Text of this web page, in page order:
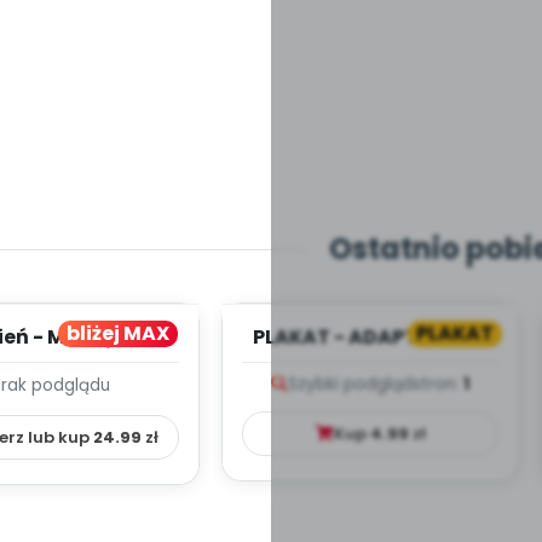
Ostatnio
bliżej MAX
- MIESIĘCZNY
–
podglądu
lub kup 24.99 zł
PLAKAT
PLAKAT - ADAPTACJA -
Szybki podglądstron: 1
Kup4.99zł